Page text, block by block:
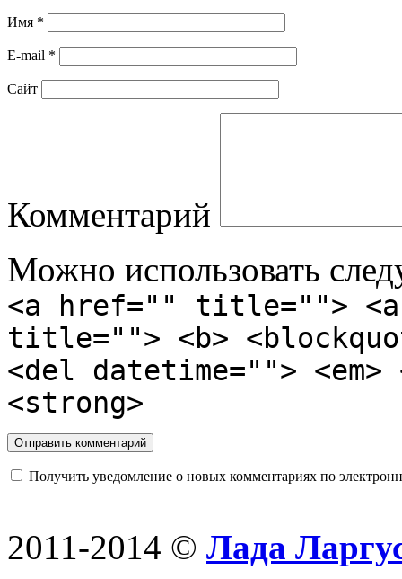
Имя *
E-mail *
Сайт
Комментарий
Можно использовать
<a href="" title="">
title=""> <b>
<del datetime="">
<strong>
Получить уведомление о новых комментариях по
2011-2014 © Лада